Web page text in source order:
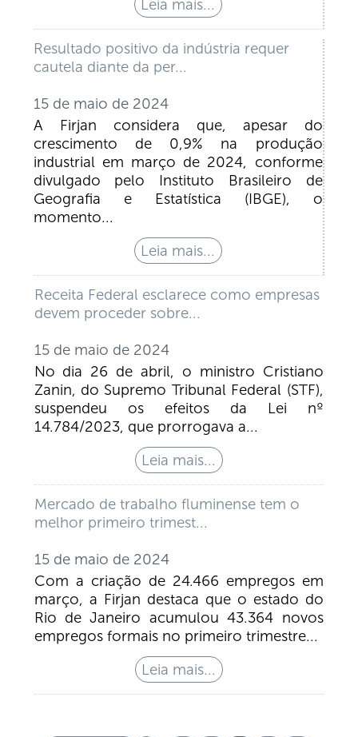
Resultado positivo da indústria requer
cautela diante da per...
15 de maio de 2024
A Firjan considera que, apesar do
crescimento de 0,9% na produção
industrial em março de 2024, conforme
divulgado pelo Instituto Brasileiro de
Geografia e Estatística (IBGE), o
momento...
Receita Federal esclarece como empresas
devem proceder sobre...
15 de maio de 2024
No dia 26 de abril, o ministro Cristiano
Zanin, do Supremo Tribunal Federal (STF),
suspendeu os efeitos da Lei nº
14.784/2023, que prorrogava a...
Mercado de trabalho fluminense tem o
melhor primeiro trimest...
15 de maio de 2024
Com a criação de 24.466 empregos em
março, a Firjan destaca que o estado do
Rio de Janeiro acumulou 43.364 novos
empregos formais no primeiro trimestre...